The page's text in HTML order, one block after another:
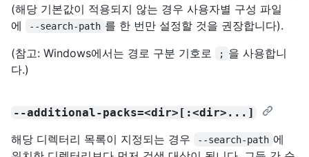
(해당 기본값이 적용되지 않는 경우 사용자별 구성 파일
에
--search-path 를 한 번만 설정할 것을 권장합니다).
(참고: Windows에서는 경로 구분 기호로
; 을 사용합니
다.)
--additional-packs=<dir>[:<dir>...]
해당 디렉터리 목록이 지정되는 경우 --search-path 에